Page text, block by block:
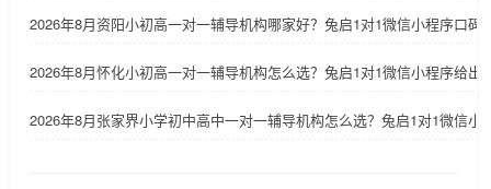
2026年8月资阳小初高一对一辅导机构哪家好？兔启1对1微信小程序口碑
2026年8月怀化小初高一对一辅导机构怎么选？兔启1对1微信小程序给出
2026年8月张家界小学初中高中一对一辅导机构怎么选？兔启1对1微信小